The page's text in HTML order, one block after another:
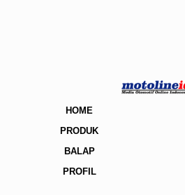
HOME
PRODUK
BALAP
PROFIL